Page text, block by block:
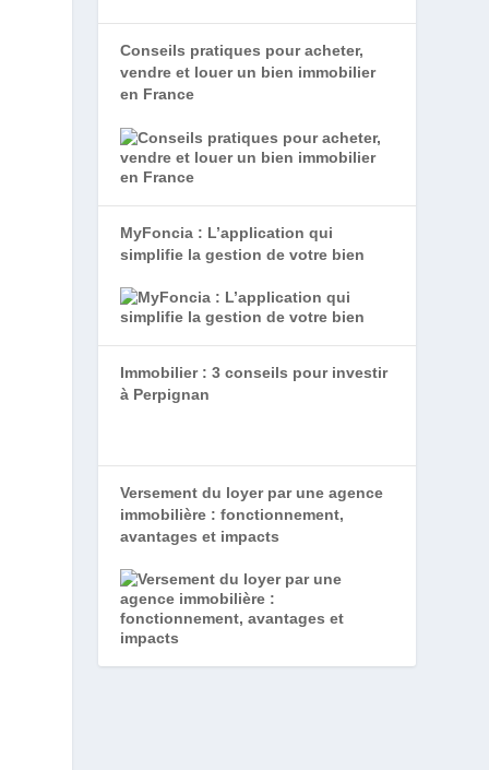
Conseils pratiques pour acheter,
vendre et louer un bien immobilier
en France
MyFoncia : L’application qui
simplifie la gestion de votre bien
Immobilier : 3 conseils pour investir
à Perpignan
Versement du loyer par une agence
immobilière : fonctionnement,
avantages et impacts